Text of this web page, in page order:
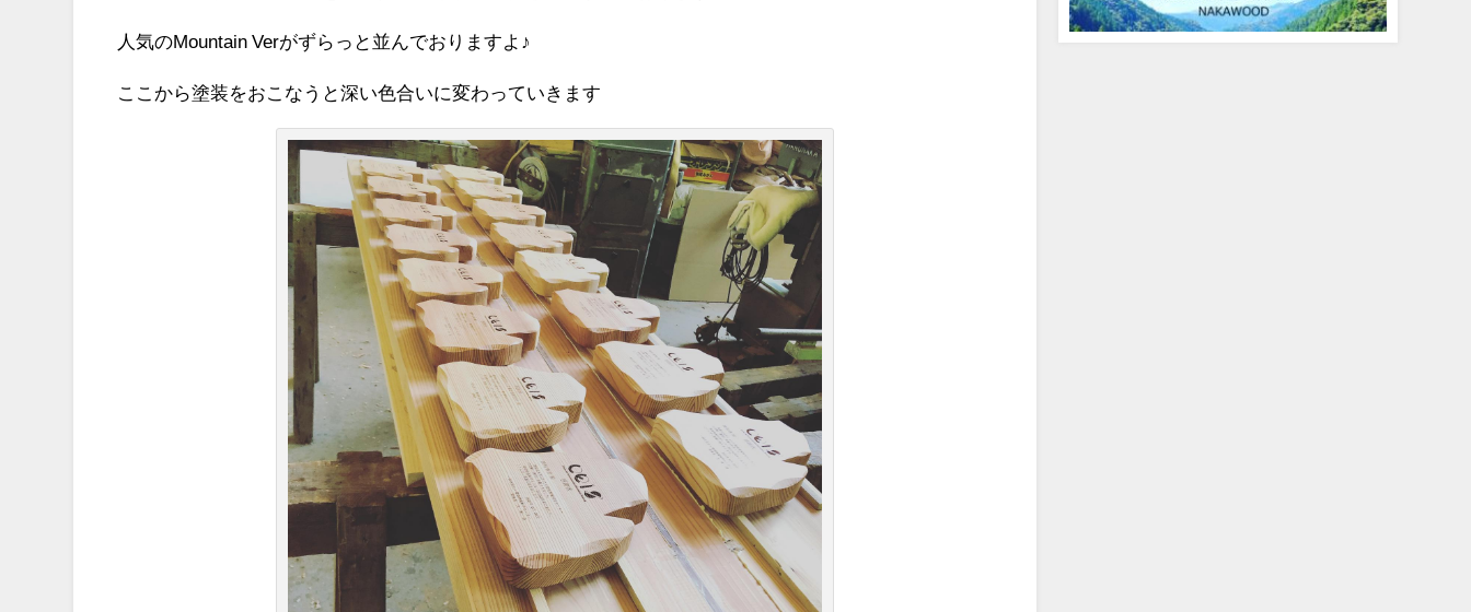
人気のMountain Verがずらっと並んでおりますよ♪
ここから塗装をおこなうと深い色合いに変わっていきます